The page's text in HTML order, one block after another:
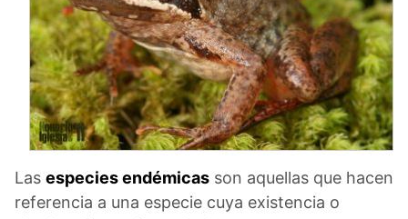
Las especies endémicas son aquellas que hacen
referencia a una especie cuya existencia o